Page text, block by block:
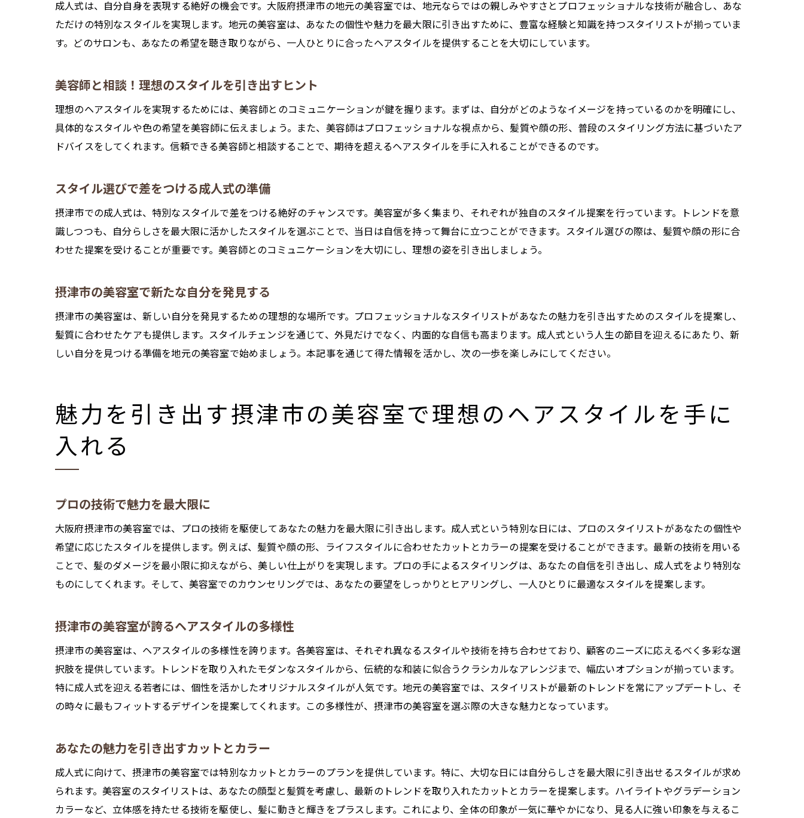
地元摂津市の美容室が提供する最新トレンドスタイル
摂津市の美容室で注目のトレンド情報
最新の美容メニューで美しさを手に入れる
地元美容室のトレンドを先取りする方法
おしゃれなトレンドスタイルで成人式を迎える
摂津市で知るべきトレンドスタイルのポイント
専門的なケアで髪のダメージを防ぐ
オーガニック素材を活かした髪質改善法
摂津市の美容室で得られるプロのアドバイス
トレンドと個性が融合する摂津市の美容室でのスタイル選び
あなたに似合うトレンドスタイルを発見
個性を活かしたオリジナルスタイル提案
トレンドスタイルで自分らしさを表現する
摂津市の美容室で叶える理想のスタイル
特別な日のための魅力的なヘアメイク
プロのスタイル提案で成人式を特別に
美容室で作る特別な成人式スタイル
新しい自分を迎えるためのスタイル選び
摂津市の美容室で未来に向かう一歩を
スタイルチェンジで人生をリフレッシュ
人生の転機を飾る素敵なヘアスタイル
美容室で叶える人生の新たなステージスタイル
成人式は、自分自身を表現する絶好の機会です。大阪府摂津市の地元の美容室では、地元ならではの親しみやすさとプロフェッショナルな技術が融合し、あな
ただけの特別なスタイルを実現します。地元の美容室は、あなたの個性や魅力を最大限に引き出すために、豊富な経験と知識を持つスタイリストが揃っていま
す。どのサロンも、あなたの希望を聴き取りながら、一人ひとりに合ったヘアスタイルを提供することを大切にしています。
美容師と相談！理想のスタイルを引き出すヒント
理想のヘアスタイルを実現するためには、美容師とのコミュニケーションが鍵を握ります。まずは、自分がどのようなイメージを持っているのかを明確にし、
具体的なスタイルや色の希望を美容師に伝えましょう。また、美容師はプロフェッショナルな視点から、髪質や顔の形、普段のスタイリング方法に基づいたア
ドバイスをしてくれます。信頼できる美容師と相談することで、期待を超えるヘアスタイルを手に入れることができるのです。
スタイル選びで差をつける成人式の準備
摂津市での成人式は、特別なスタイルで差をつける絶好のチャンスです。美容室が多く集まり、それぞれが独自のスタイル提案を行っています。トレンドを意
識しつつも、自分らしさを最大限に活かしたスタイルを選ぶことで、当日は自信を持って舞台に立つことができます。スタイル選びの際は、髪質や顔の形に合
わせた提案を受けることが重要です。美容師とのコミュニケーションを大切にし、理想の姿を引き出しましょう。
摂津市の美容室で新たな自分を発見する
摂津市の美容室は、新しい自分を発見するための理想的な場所です。プロフェッショナルなスタイリストがあなたの魅力を引き出すためのスタイルを提案し、
髪質に合わせたケアも提供します。スタイルチェンジを通じて、外見だけでなく、内面的な自信も高まります。成人式という人生の節目を迎えるにあたり、新
しい自分を見つける準備を地元の美容室で始めましょう。本記事を通じて得た情報を活かし、次の一歩を楽しみにしてください。
魅力を引き出す摂津市の美容室で理想のヘアスタイルを手に
入れる
プロの技術で魅力を最大限に
大阪府摂津市の美容室では、プロの技術を駆使してあなたの魅力を最大限に引き出します。成人式という特別な日には、プロのスタイリストがあなたの個性や
希望に応じたスタイルを提供します。例えば、髪質や顔の形、ライフスタイルに合わせたカットとカラーの提案を受けることができます。最新の技術を用いる
ことで、髪のダメージを最小限に抑えながら、美しい仕上がりを実現します。プロの手によるスタイリングは、あなたの自信を引き出し、成人式をより特別な
ものにしてくれます。そして、美容室でのカウンセリングでは、あなたの要望をしっかりとヒアリングし、一人ひとりに最適なスタイルを提案します。
摂津市の美容室が誇るヘアスタイルの多様性
摂津市の美容室は、ヘアスタイルの多様性を誇ります。各美容室は、それぞれ異なるスタイルや技術を持ち合わせており、顧客のニーズに応えるべく多彩な選
択肢を提供しています。トレンドを取り入れたモダンなスタイルから、伝統的な和装に似合うクラシカルなアレンジまで、幅広いオプションが揃っています。
特に成人式を迎える若者には、個性を活かしたオリジナルスタイルが人気です。地元の美容室では、スタイリストが最新のトレンドを常にアップデートし、そ
の時々に最もフィットするデザインを提案してくれます。この多様性が、摂津市の美容室を選ぶ際の大きな魅力となっています。
あなたの魅力を引き出すカットとカラー
成人式に向けて、摂津市の美容室では特別なカットとカラーのプランを提供しています。特に、大切な日には自分らしさを最大限に引き出せるスタイルが求め
られます。美容室のスタイリストは、あなたの顔型と髪質を考慮し、最新のトレンドを取り入れたカットとカラーを提案します。ハイライトやグラデーション
カラーなど、立体感を持たせる技術を駆使し、髪に動きと輝きをプラスします。これにより、全体の印象が一気に華やかになり、見る人に強い印象を与えるこ